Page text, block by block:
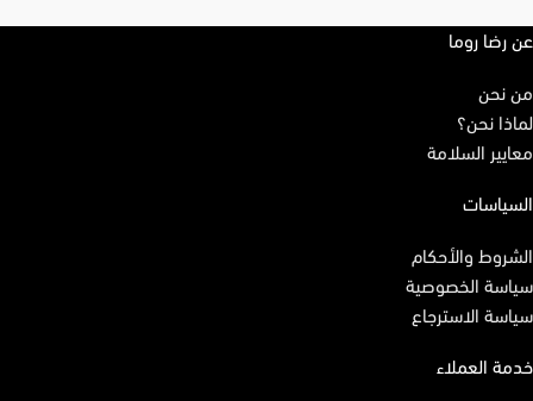
عن رضا روما
من نحن
لماذا نحن؟
معايير السلامة
السياسات
الشروط والأحكام
سياسة الخصوصية
سياسة الاسترجاع
خدمة العملاء